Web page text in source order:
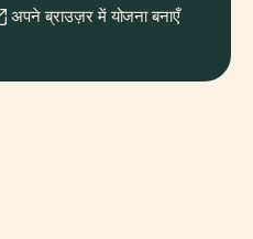
अपने ब्राउज़र में योजना बनाएँ